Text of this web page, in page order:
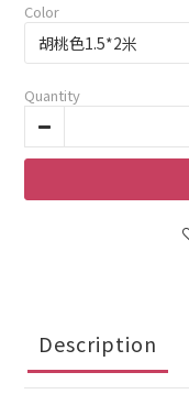
Color
Quantity
Description